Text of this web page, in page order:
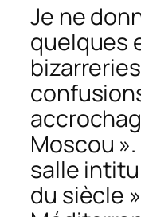
Je ne
quelques
Moscou
salle
du siècle